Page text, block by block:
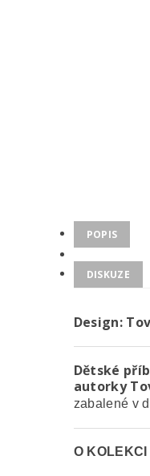
POPIS
DISKUZE
Design:
Dětské
autorky
zabalené v
O KOLEKCI